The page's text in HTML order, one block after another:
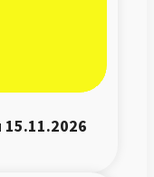
15.11.2026